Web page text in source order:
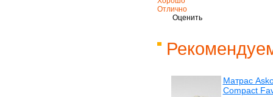
Отлично
Оценить
Матрас
Compact